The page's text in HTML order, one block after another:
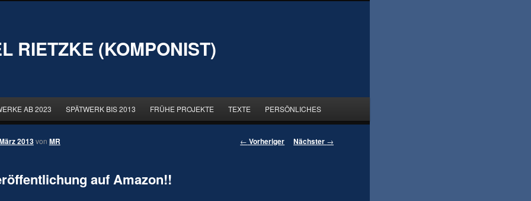
RIETZKE (KOMPONIST)
AB 2023 SPÄTWERK BIS 2013 FRÜHE PROJEKTE TEXTE PERSÖNLICHES
← Vorheriger Nächster →
auf Amazon!!
2013von MR